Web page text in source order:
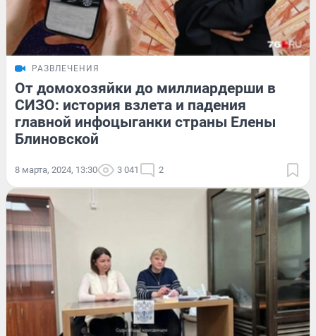
РАЗВЛЕЧЕНИЯ
От домохозяйки до миллиардерши в
СИЗО: история взлета и падения
главной инфоцыганки страны Елены
Блиновской
8 марта, 2024, 13:30 3 041 2